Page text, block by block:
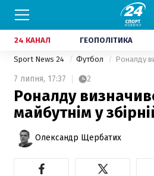
24 КАНАЛ ГЕОПОЛІТИКА
Sport News 24 Футбол
7 липня, 17:37 2
Роналду
майбутнім у
Олександр Щербатих